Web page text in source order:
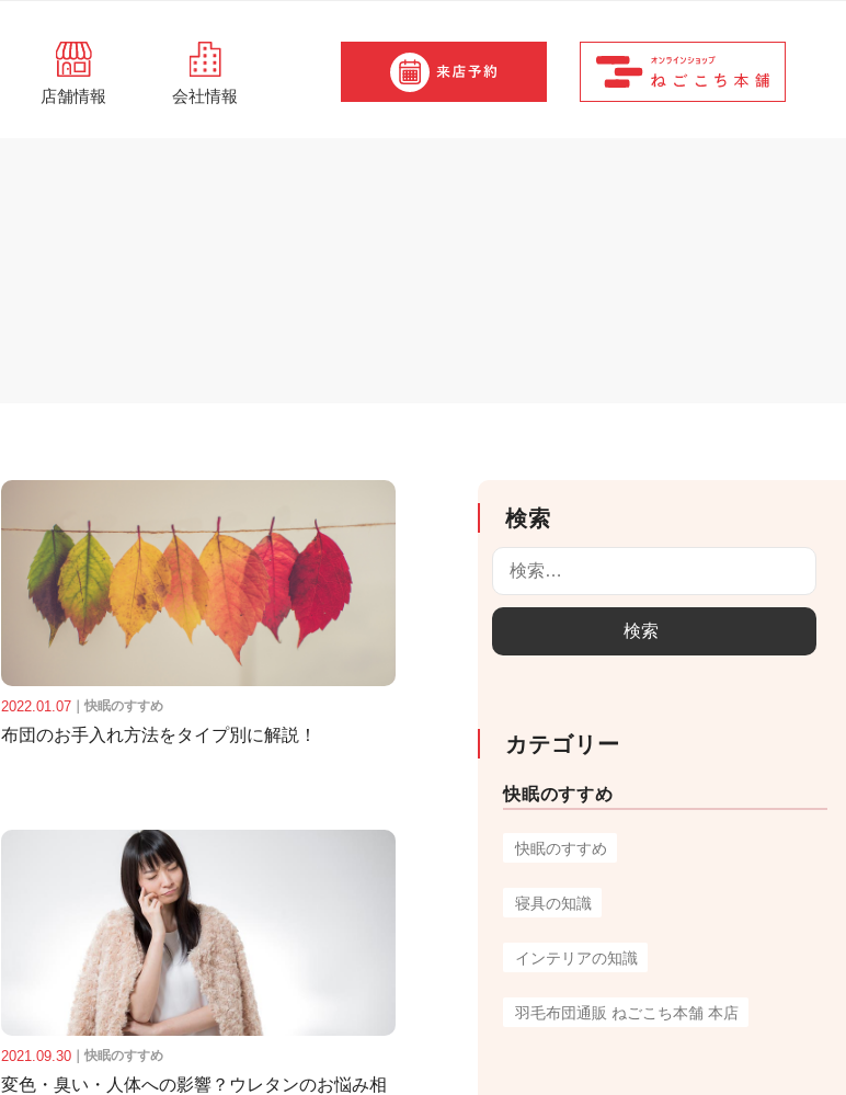
店舗情報 会社情報
検索
カテゴリー
快眠のすすめ
快眠のすすめ
寝具の知識
インテリアの知識
羽毛布団通販 ねごこち本舗 本店
2022.01.07 ｜快眠のすすめ
布団のお手入れ方法をタイプ別に解説！
2021.09.30 ｜快眠のすすめ
変色・臭い・人体への影響？ウレタンのお悩み相